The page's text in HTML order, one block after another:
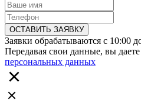
ОСТАВИТЬ ЗАЯВКУ
Заявки обрабатываются с 10:00
Передавая свои данные, вы даете
персональных данных